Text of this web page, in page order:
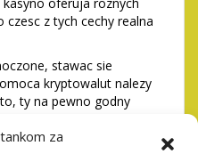
za
z tych cechy realna
stawac sie
kryptowalut nalezy
ty na pewno godny
sprawdzaja sie np na